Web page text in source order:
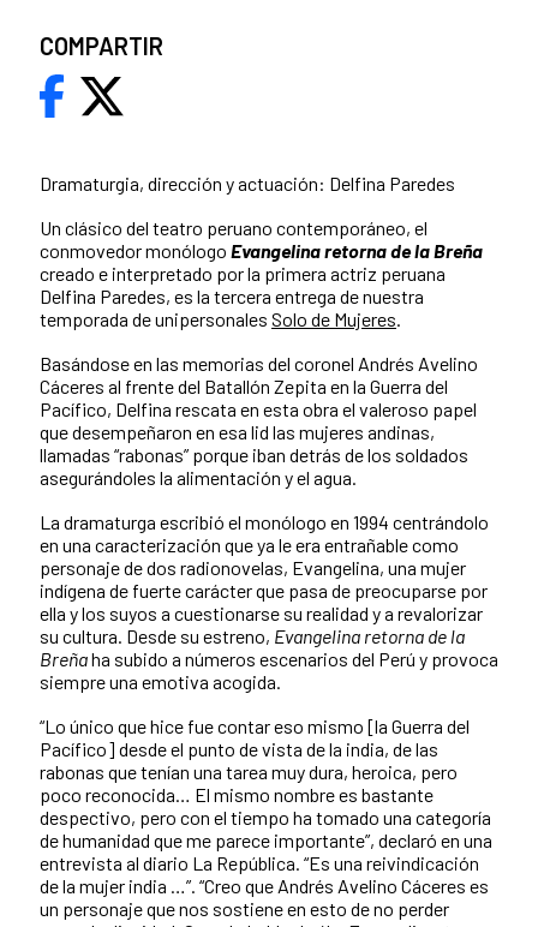
Dramaturgia, dirección y actuación: Delfina Paredes
Un clásico del teatro peruano contemporáneo, el
conmovedor monólogo Evangelina retorna de la Breña
creado e interpretado por la primera actriz peruana
Delfina Paredes, es la tercera entrega de nuestra
temporada de unipersonales Solo de Mujeres.
Basándose en las memorias del coronel Andrés Avelino
Cáceres al frente del Batallón Zepita en la Guerra del
Pacífico, Delfina rescata en esta obra el valeroso papel
que desempeñaron en esa lid las mujeres andinas,
llamadas “rabonas” porque iban detrás de los soldados
asegurándoles la alimentación y el agua.
La dramaturga escribió el monólogo en 1994 centrándolo
en una caracterización que ya le era entrañable como
personaje de dos radionovelas, Evangelina, una mujer
indígena de fuerte carácter que pasa de preocuparse por
ella y los suyos a cuestionarse su realidad y a revalorizar
su cultura. Desde su estreno, Evangelina retorna de la
Breñaha subido a números escenarios del Perú y provoca
siempre una emotiva acogida.
“Lo único que hice fue contar eso mismo [la Guerra del
Pacífico] desde el punto de vista de la india, de las
rabonas que tenían una tarea muy dura, heroica, pero
poco reconocida… El mismo nombre es bastante
despectivo, pero con el tiempo ha tomado una categoría
de humanidad que me parece importante”, declaró en una
entrevista al diario La República. “Es una reivindicación
de la mujer india …”. “Creo que Andrés Avelino Cáceres es
un personaje que nos sostiene en esto de no perder
COMPARTIR